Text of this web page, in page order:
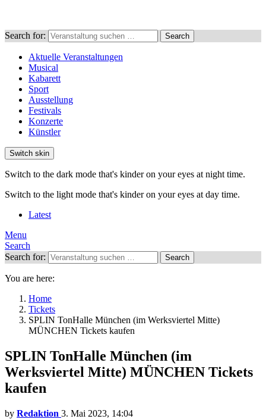
Search for: Search
Aktuelle Veranstaltungen
Musical
Kabarett
Sport
Ausstellung
Festivals
Konzerte
Künstler
Switch skin
Switch to the dark mode that's kinder on your eyes at night time.
Switch to the light mode that's kinder on your eyes at day time.
Latest
Menu
Search
Search for:
Search
You are here:
Home
Tickets
SPLIN TonHalle München (im Werksviertel Mitte)
MÜNCHEN Tickets kaufen
SPLIN TonHalle München (im
Werksviertel Mitte) MÜNCHEN Tickets
kaufen
by Redaktion 3. Mai 2023, 14:04